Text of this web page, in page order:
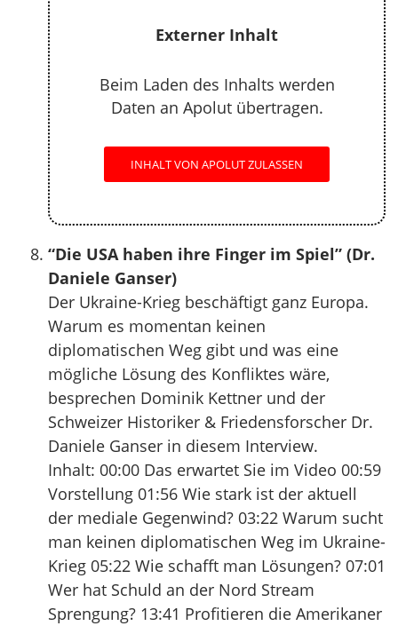
Externer Inhalt
Beim Laden des Inhalts werden
Daten an Apolut übertragen.
INHALT VON APOLUT ZULASSEN
“Die USA haben ihre Finger im Spiel” (Dr.
Daniele Ganser)
Der Ukraine-Krieg beschäftigt ganz Europa.
Warum es momentan keinen
diplomatischen Weg gibt und was eine
mögliche Lösung des Konfliktes wäre,
besprechen Dominik Kettner und der
Schweizer Historiker & Friedensforscher Dr.
Daniele Ganser in diesem Interview.
Inhalt: 00:00 Das erwartet Sie im Video 00:59
Vorstellung 01:56 Wie stark ist der aktuell
der mediale Gegenwind? 03:22 Warum sucht
man keinen diplomatischen Weg im Ukraine-
Krieg 05:22 Wie schafft man Lösungen? 07:01
Wer hat Schuld an der Nord Stream
Sprengung? 13:41 Profitieren die Amerikaner